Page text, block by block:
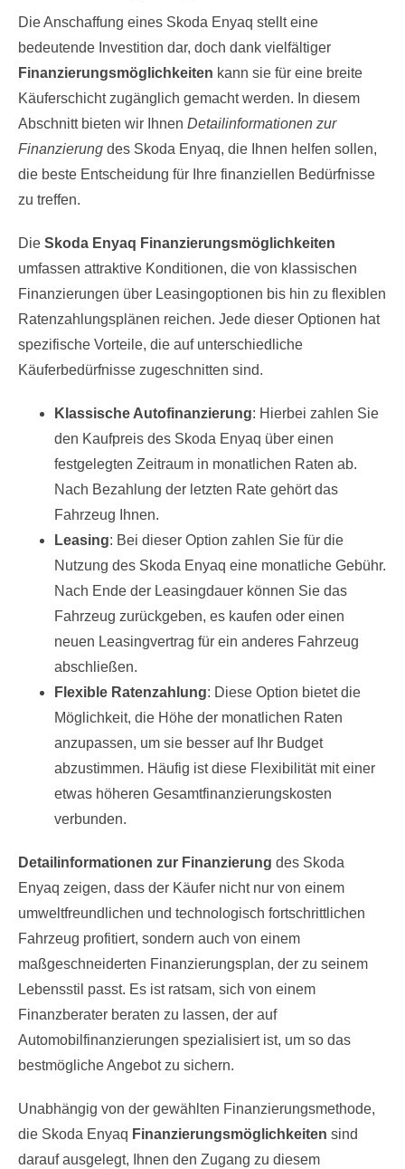
Die Anschaffung eines Skoda Enyaq stellt eine
bedeutende Investition dar, doch dank vielfältiger
Finanzierungsmöglichkeiten kann sie für eine breite
Käuferschicht zugänglich gemacht werden. In diesem
Abschnitt bieten wir Ihnen Detailinformationen zur
Finanzierung des Skoda Enyaq, die Ihnen helfen sollen,
die beste Entscheidung für Ihre finanziellen Bedürfnisse
zu treffen.
Die Skoda Enyaq Finanzierungsmöglichkeiten
umfassen attraktive Konditionen, die von klassischen
Finanzierungen über Leasingoptionen bis hin zu flexiblen
Ratenzahlungsplänen reichen. Jede dieser Optionen hat
spezifische Vorteile, die auf unterschiedliche
Käuferbedürfnisse zugeschnitten sind.
Klassische Autofinanzierung: Hierbei zahlen Sie
den Kaufpreis des Skoda Enyaq über einen
festgelegten Zeitraum in monatlichen Raten ab.
Nach Bezahlung der letzten Rate gehört das
Fahrzeug Ihnen.
Leasing: Bei dieser Option zahlen Sie für die
Nutzung des Skoda Enyaq eine monatliche Gebühr.
Nach Ende der Leasingdauer können Sie das
Fahrzeug zurückgeben, es kaufen oder einen
neuen Leasingvertrag für ein anderes Fahrzeug
abschließen.
Flexible Ratenzahlung: Diese Option bietet die
Möglichkeit, die Höhe der monatlichen Raten
anzupassen, um sie besser auf Ihr Budget
abzustimmen. Häufig ist diese Flexibilität mit einer
etwas höheren Gesamtfinanzierungskosten
verbunden.
Detailinformationen zur Finanzierung des Skoda
Enyaq zeigen, dass der Käufer nicht nur von einem
umweltfreundlichen und technologisch fortschrittlichen
Fahrzeug profitiert, sondern auch von einem
maßgeschneiderten Finanzierungsplan, der zu seinem
Lebensstil passt. Es ist ratsam, sich von einem
Finanzberater beraten zu lassen, der auf
Automobilfinanzierungen spezialisiert ist, um so das
bestmögliche Angebot zu sichern.
Unabhängig von der gewählten Finanzierungsmethode,
die Skoda Enyaq Finanzierungsmöglichkeiten sind
darauf ausgelegt, Ihnen den Zugang zu diesem